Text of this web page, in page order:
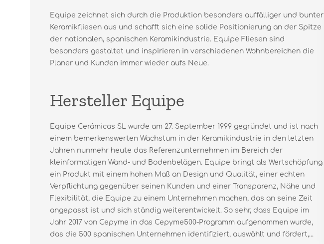
Equipe zeichnet sich durch die Produktion besonders auffälliger und bunter
Keramikfliesen aus und schafft sich eine solide Positionierung an der Spitze
der nationalen, spanischen Keramikindustrie. Equipe Fliesen sind
besonders gestaltet und inspirieren in verschiedenen Wohnbereichen die
Planer und Kunden immer wieder aufs Neue.
Hersteller Equipe
Equipe Cerámicas SL wurde am 27. September 1999 gegründet und ist nach
einem bemerkenswerten Wachstum in der Keramikindustrie in den letzten
Jahren nunmehr heute das Referenzunternehmen im Bereich der
kleinformatigen Wand- und Bodenbelägen. Equipe bringt als Wertschöpfung
ein Produkt mit einem hohen Maß an Design und Qualität, einer echten
Verpflichtung gegenüber seinen Kunden und einer Transparenz, Nähe und
Flexibilität, die Equipe zu einem Unternehmen machen, das an seine Zeit
angepasst ist und sich ständig weiterentwickelt. So sehr, dass Equipe im
Jahr 2017 von Cepyme in das Cepyme500-Programm aufgenommen wurde,
das die 500 spanischen Unternehmen identifiziert, auswählt und fördert,...